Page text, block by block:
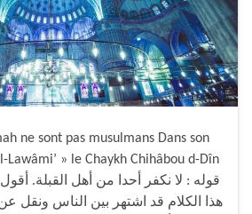
ne sont pas musulmans Dans son
Lawâmi’ » le Chaykh Chihâbou d-Dîn
هذا الكلام قد اشتهر بين الناس ونقل